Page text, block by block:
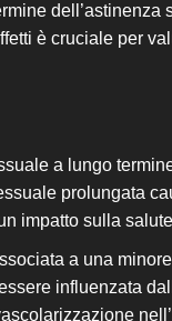
è cruciale per
a lungo
prolungata
impatto sulla
a una
influenzata